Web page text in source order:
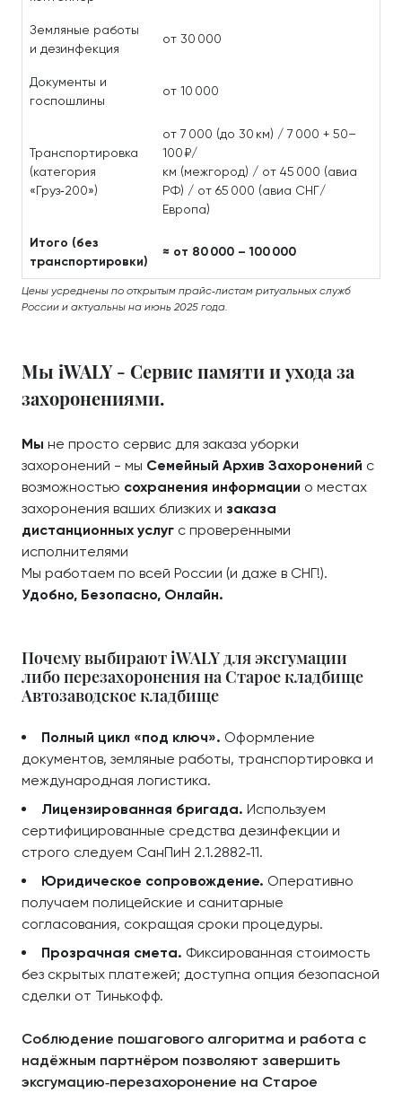
Земляные работы
и дезинфекция
от 30 000
Документы и
госпошлины
от 10 000
Транспортировка
(категория
«Груз‑200»)
от 7 000 (до 30 км) / 7 000 + 50–
100 ₽/
км (межгород) / от 45 000 (авиа
РФ) / от 65 000 (авиа СНГ/
Европа)
Итого (без
транспортировки)
≈ от 80 000 – 100 000
Цены усреднены по открытым прайс‑листам ритуальных служб
России и актуальны на июнь 2025 года.
Мы iWALY - Сервис памяти и ухода за
захоронениями.
Мы не просто сервис для заказа уборки
захоронений - мы Семейный Архив Захоронений с
возможностью сохранения информации о местах
захоронения ваших близких и заказа
дистанционных услуг с проверенными
исполнителями
Мы работаем по всей России (и даже в СНГ!).
Удобно, Безопасно, Онлайн.
Почему выбирают iWALY для эксгумации
либо перезахоронения на Старое кладбище
Автозаводское кладбище
Полный цикл «под ключ». Оформление
документов, земляные работы, транспортировка и
международная логистика.
Лицензированная бригада. Используем
сертифицированные средства дезинфекции и
строго следуем СанПиН 2.1.2882‑11.
Юридическое сопровождение. Оперативно
получаем полицейские и санитарные
согласования, сокращая сроки процедуры.
Прозрачная смета. Фиксированная стоимость
без скрытых платежей; доступна опция безопасной
сделки от Тинькофф.
Соблюдение пошагового алгоритма и работа с
надёжным партнёром позволяют завершить
эксгумацию‑перезахоронение на Старое